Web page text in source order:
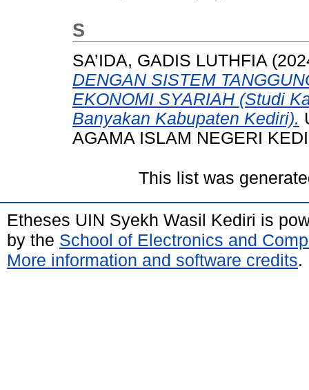
S
SA’IDA, GADIS LUTHFIA
DENGAN SISTEM
EKONOMI SYARIAH (Studi
Banyakan Kabupaten Kediri).
AGAMA ISLAM NEGERI
This list was
Etheses UIN Syekh Wasil Kediri is
by the School of Electronics and
More information and software credits.